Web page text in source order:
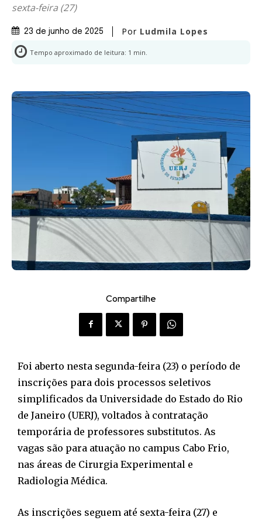
sexta-feira (27)
23 de junho de 2025 Por Ludmila Lopes
Tempo aproximado de leitura: 1 min.
Compartilhe
Foi aberto nesta segunda-feira (23) o período de
inscrições para dois processos seletivos
simplificados da Universidade do Estado do Rio
de Janeiro (UERJ), voltados à contratação
temporária de professores substitutos. As
vagas são para atuação no campus Cabo Frio,
nas áreas de Cirurgia Experimental e
Radiologia Médica.
As inscrições seguem até sexta-feira (27) e